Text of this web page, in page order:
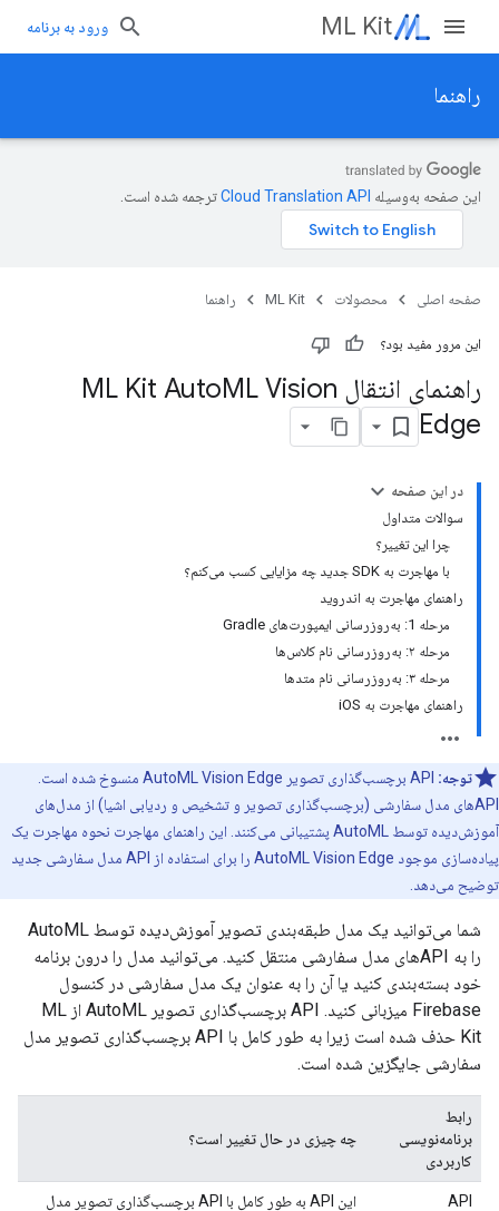
ML Kit ورود به برنامه
راهنما
این صفحه به‌وسیله ترجمه شده است.
صفحه اصلی محصولات ML Kit راهنما
این مرور مفید بود؟
راهنمای انتقال ML Kit Auto ML Vision
Edge
در این صفحه
سوالات متداول
چرا این تغییر؟
با مهاجرت به SDK جدید چه مزایایی کسب می‌کنم؟
راهنمای مهاجرت به اندروید
مرحله 1: به‌روزرسانی ایمپورت‌های Gradle
مرحله ۲: به‌روزرسانی نام کلاس‌ها
مرحله ۳: به‌روزرسانی نام متدها
راهنمای مهاجرت به iOS
توجه:
API برچسب‌گذاری تصویر AutoML Vision Edge منسوخ شده است.
APIهای مدل سفارشی (برچسب‌گذاری تصویر و تشخیص و ردیابی اشیا) از مدل‌های
آموزش‌دیده توسط AutoML پشتیبانی می‌کنند. این راهنمای مهاجرت نحوه مهاجرت یک
پیاده‌سازی موجود AutoML Vision Edge را برای استفاده از API مدل سفارشی جدید
توضیح می‌دهد.
شما می‌توانید یک مدل طبقه‌بندی تصویر آموزش‌دیده توسط AutoML
را به APIهای مدل سفارشی منتقل کنید. می‌توانید مدل را درون برنامه
خود بسته‌بندی کنید یا آن را به عنوان یک مدل سفارشی در کنسول
Firebase میزبانی کنید. API برچسب‌گذاری تصویر AutoML از ML
Kit حذف شده است زیرا به طور کامل با API برچسب‌گذاری تصویر مدل
سفارشی جایگزین شده است.
رابط
برنامه‌نویسی
کاربردی
چه چیزی در حال تغییر است؟
API
این API به طور کامل با API برچسب‌گذاری تصویر مدل